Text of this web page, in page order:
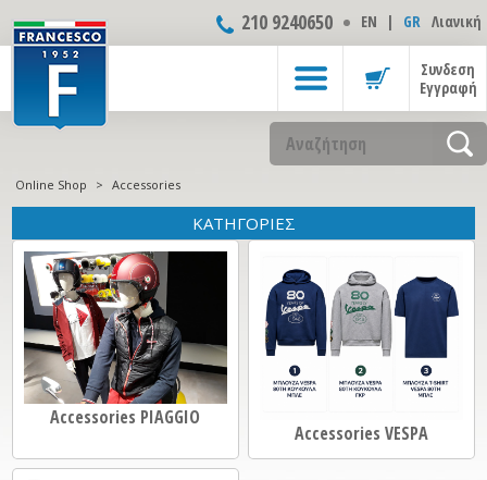
210 9240650 ΕΝ | GR Λιανική
Συνδεση
Εγγραφή
Online Shop > Accessories
ΚΑΤΗΓΟΡΙΕΣ
Accessories PIAGGIO
Accessories VESPA